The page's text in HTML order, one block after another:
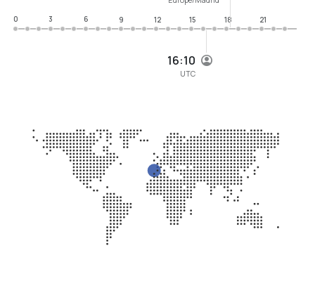
16:10
UTC
0
3 6 9 12 15 18 21